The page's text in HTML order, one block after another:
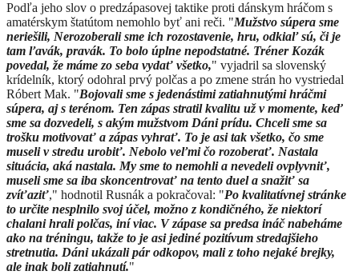
​Podľa jeho slov o predzápasovej taktike proti dánskym hráčom s
amatérskym štatútom nemohlo byť ani reči. "Mužstvo súpera sme
neriešili, Nerozoberali sme ich rozostavenie, hru, odkiaľ sú, či je
tam ľavák, pravák. To bolo úplne nepodstatné. Tréner Kozák
povedal, že máme zo seba vydať všetko," vyjadril sa slovenský
krídelník, ktorý odohral prvý polčas a po zmene strán ho vystriedal
Róbert Mak. "Bojovali sme s jedenástimi zatiahnutými hráčmi
súpera, aj s terénom. Ten zápas stratil kvalitu už v momente, keď
sme sa dozvedeli, s akým mužstvom Dáni prídu. Chceli sme sa
trošku motivovať a zápas vyhrať. To je asi tak všetko, čo sme
museli v stredu urobiť. Nebolo veľmi čo rozoberať. Nastala
situácia, aká nastala. My sme to nemohli a nevedeli ovplyvniť,
museli sme sa iba skoncentrovať na tento duel a snažiť sa
zvíťaziť," hodnotil Rusnák a pokračoval: "Po kvalitatívnej stránke
to určite nesplnilo svoj účel, možno z kondičného, že niektorí
chalani hrali polčas, iní viac. V zápase sa predsa ináč nabeháme
ako na tréningu, takže to je asi jediné pozitívum stredajšieho
stretnutia. Dáni ukázali pár odkopov, mali z toho nejaké brejky,
ale inak boli zatiahnutí."